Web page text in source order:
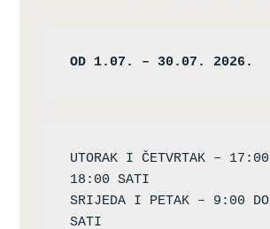
OD 1.07. – 30.07. 2026.
UTORAK I ČETVRTAK –
18:00 SATI
SRIJEDA I PETAK – 9:00